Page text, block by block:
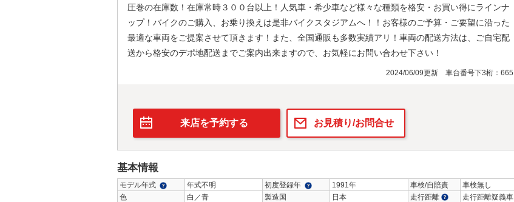
圧巻の在庫数！在庫常時３００台以上！人気車・希少車など様々な種類を格安・お買い得にラインナ
ップ！バイクのご購入、お乗り換えは是非バイクスタジアムへ！！お客様のご予算・ご要望に沿った
最適な車両をご提案させて頂きます！また、全国通販も多数実績アリ！車両の配送方法は、ご自宅配
送から格安のデポ地配送までご案内出来ますので、お気軽にお問い合わせ下さい！
2024/06/09更新 車台番号下3桁：665
来店を予約する お見積り/お問合せ
基本情報
モデル年式 年式不明 初度登録年 1991年 車検/自賠責
車検無し
色
白／青 製造国 日本 走行距離
走行距離疑義車